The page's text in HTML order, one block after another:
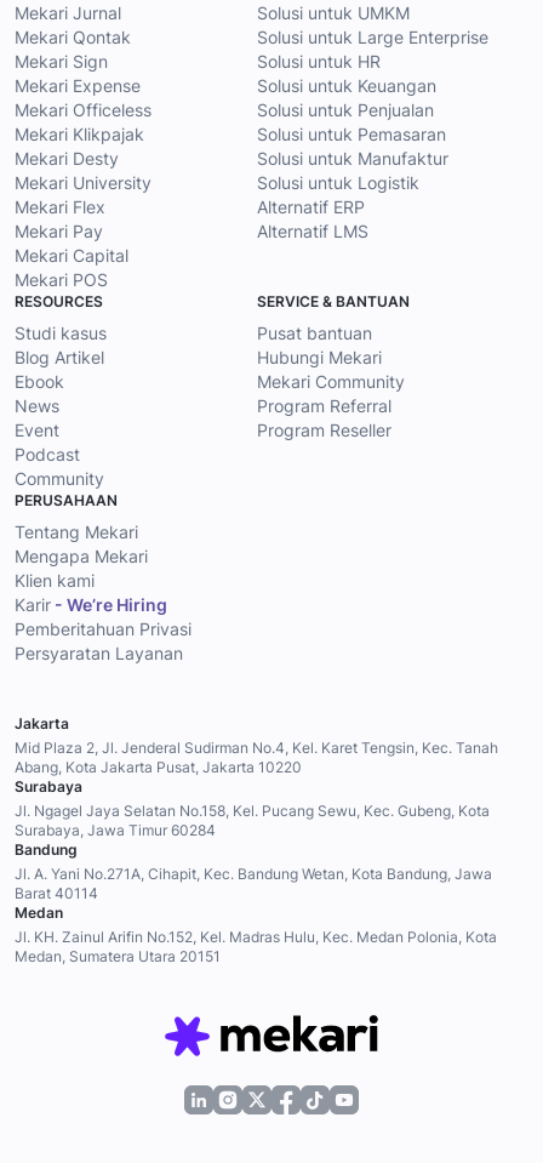
Mekari Jurnal
Mekari Qontak
Mekari Sign
Mekari Expense
Mekari Officeless
Mekari Klikpajak
Mekari Desty
Mekari University
Mekari Flex
Mekari Pay
Mekari Capital
Mekari POS
Solusi untuk UMKM
Solusi untuk Large Enterprise
Solusi untuk HR
Solusi untuk Keuangan
Solusi untuk Penjualan
Solusi untuk Pemasaran
Solusi untuk Manufaktur
Solusi untuk Logistik
Alternatif ERP
Alternatif LMS
RESOURCES
Studi kasus
Blog Artikel
Ebook
News
Event
Podcast
Community
SERVICE & BANTUAN
Pusat bantuan
Hubungi Mekari
Mekari Community
Program Referral
Program Reseller
PERUSAHAAN
Tentang Mekari
Mengapa Mekari
Klien kami
Karir - We’re Hiring
Pemberitahuan Privasi
Persyaratan Layanan
Jakarta
Mid Plaza 2, Jl. Jenderal Sudirman No.4, Kel. Karet Tengsin, Kec. Tanah
Abang, Kota Jakarta Pusat, Jakarta 10220
Surabaya
Jl. Ngagel Jaya Selatan No.158, Kel. Pucang Sewu, Kec. Gubeng, Kota
Surabaya, Jawa Timur 60284
Bandung
Jl. A. Yani No.271A, Cihapit, Kec. Bandung Wetan, Kota Bandung, Jawa
Barat 40114
Medan
Jl. KH. Zainul Arifin No.152, Kel. Madras Hulu, Kec. Medan Polonia, Kota
Medan, Sumatera Utara 20151